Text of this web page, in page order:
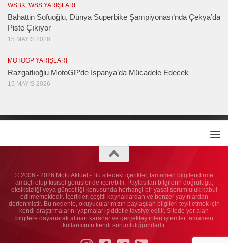
WSBK, WSS YARIŞLARI
Bahattin Sofuoğlu, Dünya Superbike Şampiyonası’nda Çekya’da
Piste Çıkıyor
15 MAYIS 2026
MOTOGP YARIŞLARI
Razgatlıoğlu MotoGP’de İspanya’da Mücadele Edecek
15 MAYIS 2026
© 2006 - 2026 Moto Aktüel - Bu sitedeki içerikler, tamamen bilgilendirme
amaçlı olup kişisel görüşler de içerebilir. Paylaşılan bilgilerin doğruluğu,
eksiksizliği veya güncelliği konusunda herhangi bir yasal sorumluluk kabul
edilmemektedir. İçerikler, çeşitli kaynaklardan ve benzer yayınlardan
derlenmiştir. Bu nedenle, okuyucularımızın paylaşılan bilgileri teyit etmek için
kendi araştırmalarını yapmaları şiddetle tavsiye edilir. Sitede yer alan
bilgilere dayanarak alınan kararlar ve gerçekleştirilen işlemler tamamen
kullanıcının kendi sorumluluğundadır.